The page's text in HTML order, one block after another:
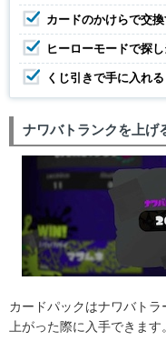
カードのかけらで交換
ヒーローモードで探
くじ引きで手に入れる
ナワバトランクを上げ
カードパックはナワバト
上がった際に入手できます。